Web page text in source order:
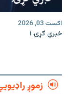
اګست 03, 2026
خبري ګړۍ ۱
زموږ